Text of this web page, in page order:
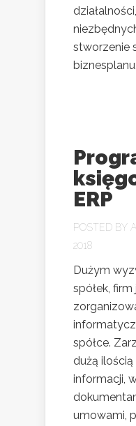
stworzenie
ERP
POSTED BY
2018
Dużym
spółek,
spółce.
dużą
informacji,
umowami,